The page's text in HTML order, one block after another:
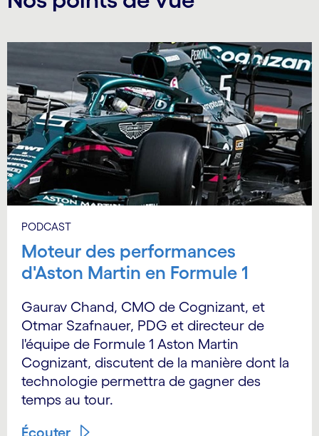
PODCAST
Moteur des performances
d'Aston Martin en Formule 1
Gaurav Chand, CMO de Cognizant, et
Otmar Szafnauer, PDG et directeur de
l'équipe de Formule 1 Aston Martin
Cognizant, discutent de la manière dont la
technologie permettra de gagner des
temps au tour.
Écouter